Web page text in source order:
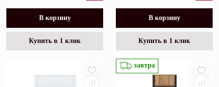
В корзину
Купить в 1 клик
В корзину
Купить в 1 клик
завтра